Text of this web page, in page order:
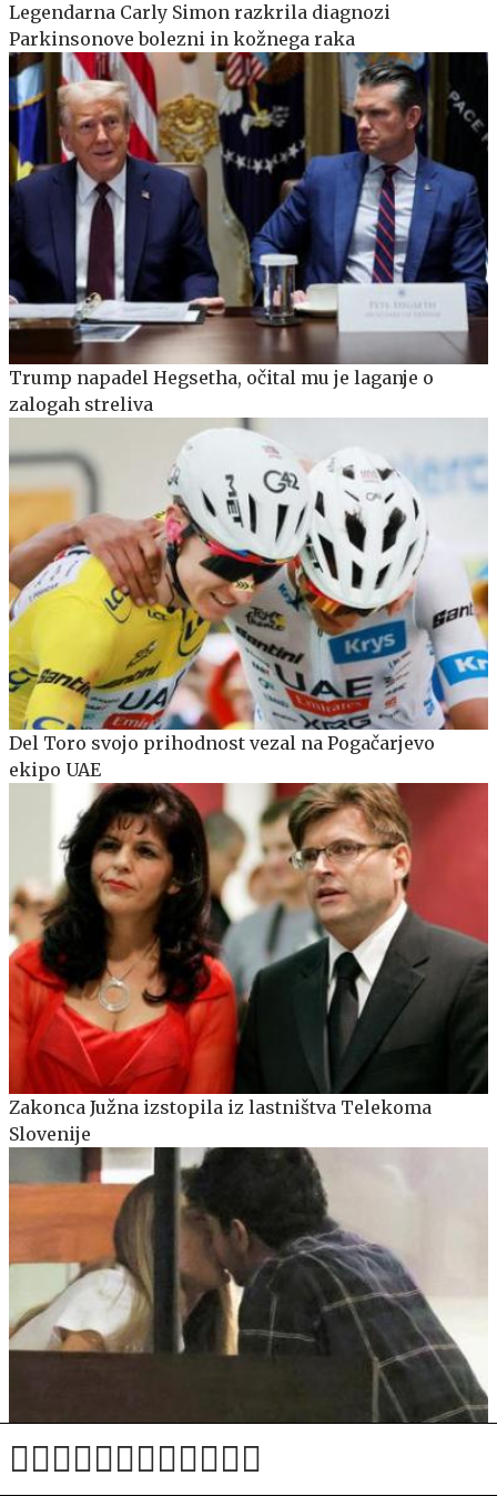
Legendarna Carly Simon razkrila diagnozi
Parkinsonove bolezni in kožnega raka
Trump napadel Hegsetha, očital mu je laganje o
zalogah streliva
Del Toro svojo prihodnost vezal na Pogačarjevo
ekipo UAE
Zakonca Južna izstopila iz lastništva Telekoma
Slovenije
Povezovali so jo z Dončićem, zdaj so jo ujeli z novim